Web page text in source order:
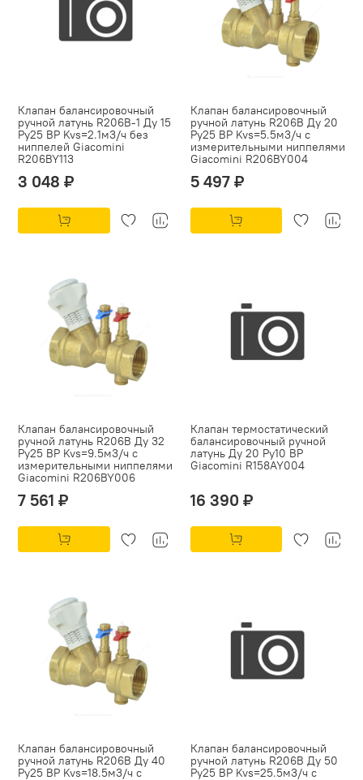
Клапан балансировочный
ручной латунь R206B-1 Ду 15
Ру25 ВР Kvs=2.1м3/ч без
ниппелей Giacomini
R206BY113
3 048 ₽
Клапан балансировочный
ручной латунь R206B Ду 20
Ру25 ВР Kvs=5.5м3/ч с
измерительными ниппелями
Giacomini R206BY004
5 497 ₽
Клапан балансировочный
ручной латунь R206B Ду 32
Ру25 ВР Kvs=9.5м3/ч с
измерительными ниппелями
Giacomini R206BY006
7 561 ₽
Клапан термостатический
балансировочный ручной
латунь Ду 20 Ру10 ВР
Giacomini R158AY004
16 390 ₽
Клапан балансировочный
ручной латунь R206B Ду 40
Ру25 ВР Kvs=18.5м3/ч с
Клапан балансировочный
ручной латунь R206B Ду 50
Ру25 ВР Kvs=25.5м3/ч с